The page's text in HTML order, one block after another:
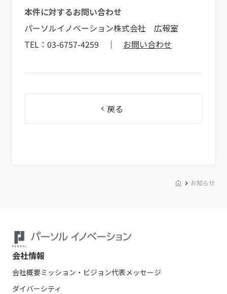
本件に対するお問い合わせ
パーソルイノベーション株式会社 広報室
TEL：03-6757-4259 ｜ お問い合わせ
戻る
お知らせ
会社情報
会社概要ミッション・ビジョン代表メッセージ
ダイバーシティ